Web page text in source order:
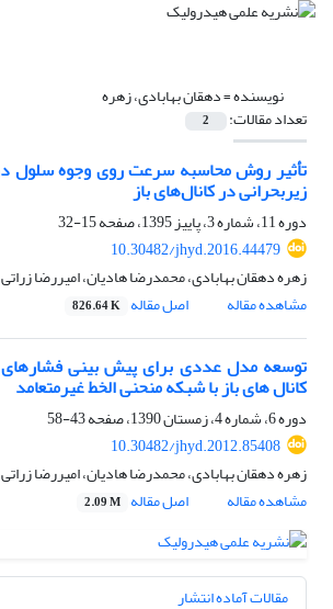
نویسنده =دهقان بهابادی، زهره
تعداد مقالات: 2
تأثیر روش محاسبه سرعت روی وجوه سلول
زیربحرانی در کانال‌های باز
دوره 11، شماره 3، پاییز 1395، صفحه
15-32
10.30482/jhyd.2016.44479
زهره دهقان بهابادی، محمدرضا هادیان، امیررضا زراتی
مشاهده مقاله
اصل مقاله 826.64 K
توسعه مدل عددی برای پیش بینی
کانال های باز با شبکه منحنی الخط غیرمتعامد
دوره 6، شماره 4، زمستان 1390، صفحه
43-58
10.30482/jhyd.2012.85408
زهره دهقان بهابادی، محمدرضا هادیان، امیررضا زراتی
مشاهده مقاله
اصل مقاله 2.09 M
مقالات آماده انتشار